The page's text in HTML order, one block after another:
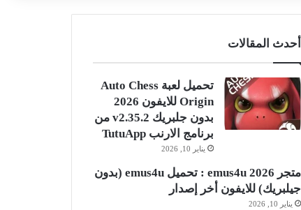
أحدث المقالات
تحميل لعبة Auto Chess
Origin للايفون 2026
بدون جلبريك v2.35.2 من
برنامج الارنب TutuApp
يناير 10, 2026
متجر emus4u 2026 : تحميل emus4u (بدون
جيلبريك) للايفون أخر إصدار
يناير 10, 2026